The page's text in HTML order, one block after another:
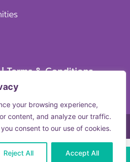
your browsing experience,
content, and analyze our traffic.
consent to our use of cookies.
Reject All Accept All
Terms & Conditions
Central Chiangmai